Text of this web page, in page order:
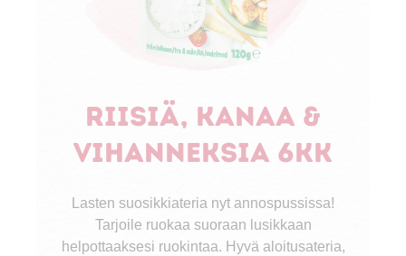
Riisiä, kanaa &
vihanneksia 6kk
Lasten suosikkiateria nyt annospussissa!
Tarjoile ruokaa suoraan lusikkaan
helpottaaksesi ruokintaa. Hyvä aloitusateria,